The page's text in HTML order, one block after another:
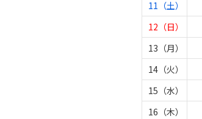
11（土）
12（日）
13（月）
14（火）
15（水）
16（木）